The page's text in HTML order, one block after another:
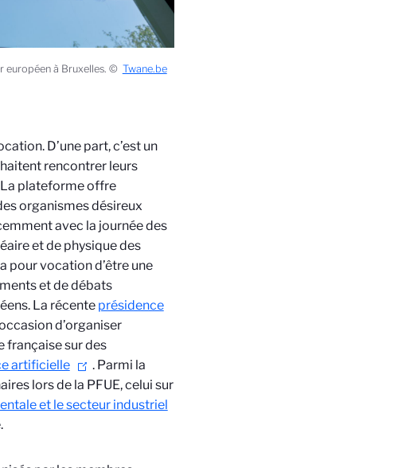
européen à Bruxelles. © Twane.be
D’une part, c’est un
rencontrer leurs
plateforme offre
organismes désireux
avec la journée des
et de physique des
pour vocation d’être une
et de débats
La récente présidence
d’organiser
française sur des
artificielle
. Parmi la
lors de la PFUE, celui sur
et le secteur industriel